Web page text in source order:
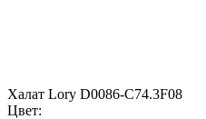
Халат Lory D0086-C74.3F08
Цвет: